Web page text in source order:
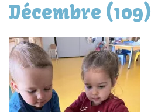
Décembre (109)